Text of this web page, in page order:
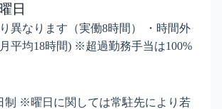
日
異なります（実働8時間） ・時間外
平均18時間) ※超過勤務手当は100%
制 ※曜日に関しては常駐先により若